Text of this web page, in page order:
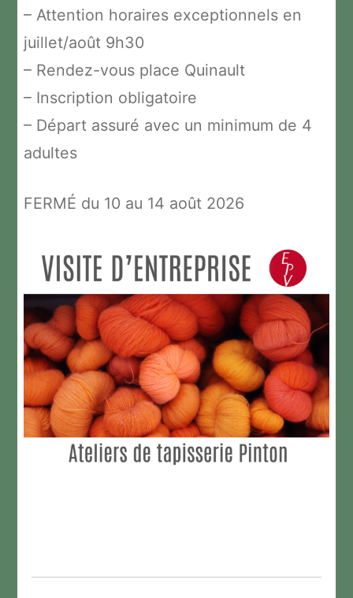
– Attention horaires exceptionnels en
juillet/août 9h30
– Rendez-vous place Quinault
– Inscription obligatoire
– Départ assuré avec un minimum de 4
adultes
FERMÉ du 10 au 14 août 2026